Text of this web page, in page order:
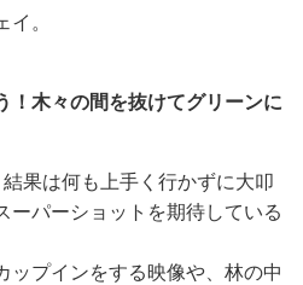
。
！木々の間を抜けてグリーンに
果は何も上手く行かずに大叩
ーパーショットを期待している
ップインをする映像や、林の中